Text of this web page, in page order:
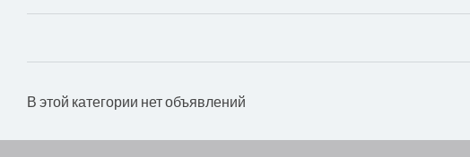
В этой категории нет объявлений